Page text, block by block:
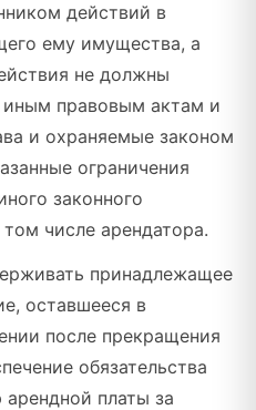
действий в
ему имущества, а
не должны
иным правовым актам и
и охраняемые законом
ограничения
законного
числе арендатора.
принадлежащее
оставшееся в
после прекращения
обязательства
платы за